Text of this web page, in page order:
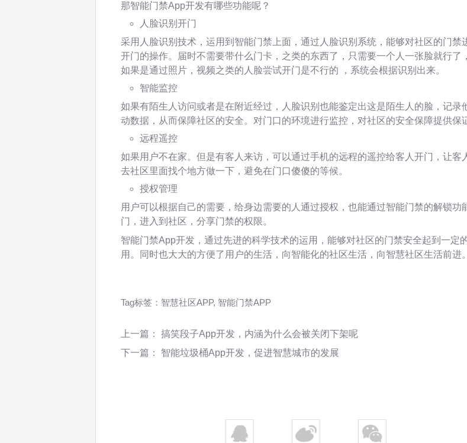
那智能门禁App开发有哪些功能呢？
人脸识别开门
采用人脸识别技术，运用到智能门禁上面，通过人脸识别系统，能够对社区的门禁
开门的操作。届时不需要带什么门卡，之类的东西了，只需要一个人一张脸就行了
如果是通过照片，视频之类的人脸尝试开门是不行的 ，系统会根据识别出来。
智能监控
如果有陌生人访问或者是在附近经过，人脸识别也能鉴定出这是陌生人的脸，记录
动数据，从而保障社区的安全。对门口的环境进行监控，对社区的安全保障提供保
远程遥控
如果用户不在家。但是有客人来访，可以通过手机的远程的遥控给客人开门，让客
去社区里面找个地方做一下，避免在门口傻傻的等候。
授权管理
用户可以根据自己的需要，给身边需要的人通过授权，也能通过智能门禁的解锁功
门，进入到社区，分享门禁的权限。
智能门禁App开发，通过先进的科学技术的运用，能够对社区的门禁安全起到一定
用。同时也大大的方便了用户的生活，向智能化的社区生活，向智慧社区生活前进。
Tag标签： 智慧社区APP, 智能门禁APP
上一篇： 搞笑段子App开发，内涵为什么会被关闭下架呢
下一篇： 智能垃圾桶App开发，促进智慧城市的发展